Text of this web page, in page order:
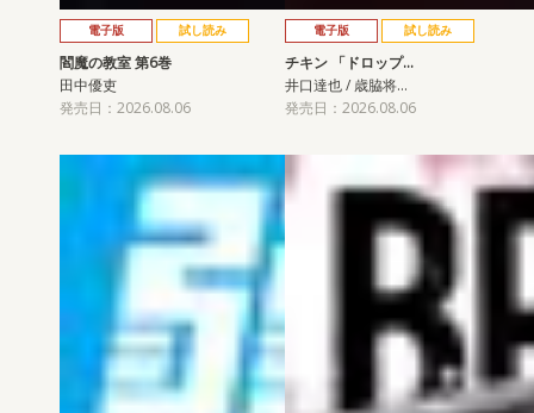
電子版 試し読み
閻魔の教室 第6巻
田中優吏
発売日：2026.08.06
電子版 試し読み
チキン 「ドロップ…
井口達也 / 歳脇将…
発売日：2026.08.06